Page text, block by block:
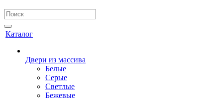
Каталог
Двери из массива
Белые
Серые
Светлые
Бежевые